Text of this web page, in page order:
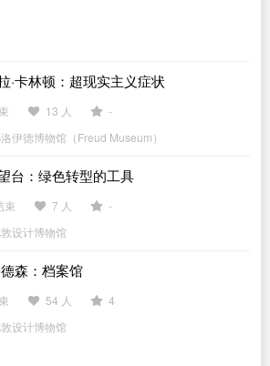
·卡林顿：超现实主义症状
13 人
-
伊德博物馆（Freud Museum）
台：绿色转型的工具
束 7 人
-
设计博物馆
森：档案馆
54 人
4
设计博物馆